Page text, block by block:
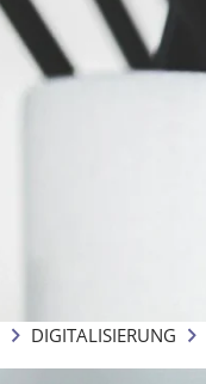
DIGITALISIERUNG